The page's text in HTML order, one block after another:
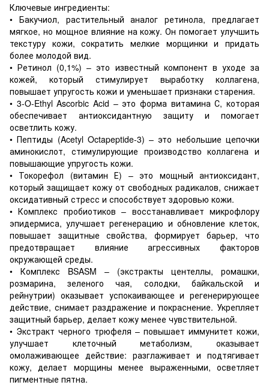
Ключевые ингредиенты:
• Бакучиол, растительный аналог ретинола, предлагает
мягкое, но мощное влияние на кожу. Он помогает улучшить
текстуру кожи, сократить мелкие морщинки и придать
более молодой вид.
• Ретинол (0,1%) – это известный компонент в уходе за
кожей, который стимулирует выработку коллагена,
повышает упругость кожи и уменьшает признаки старения.
• 3-O-Ethyl Ascorbic Acid – это форма витамина С, которая
обеспечивает антиоксидантную защиту и помогает
осветлить кожу.
• Пептиды (Acetyl Octapeptide-3) – это небольшие цепочки
аминокислот, стимулирующие производство коллагена и
повышающие упругость кожи.
• Токорефол (витамин Е) – это мощный антиоксидант,
который защищает кожу от свободных радикалов, снижает
оксидативный стресс и способствует здоровью кожи.
• Комплекс пробиотиков – восстанавливает микрофлору
эпидермиса, улучшает регенерацию и обновление клеток,
повышает защитные свойства, формирует барьер, что
предотвращает влияние агрессивных факторов
окружающей среды.
• Комплекс BSASM – (экстракты центеллы, ромашки,
розмарина, зеленого чая, солодки, байкальской и
рейнутрии) оказывает успокаивающее и регенерирующее
действие, снимает раздражение и покраснение. Укрепляет
защитный барьер, делает кожу менее чувствительной.
• Экстракт черного трюфеля – повышает иммунитет кожи,
улучшает клеточный метаболизм, оказывает
омолаживающее действие: разглаживает и подтягивает
кожу, делает морщины менее выраженными, осветляет
пигментные пятна.